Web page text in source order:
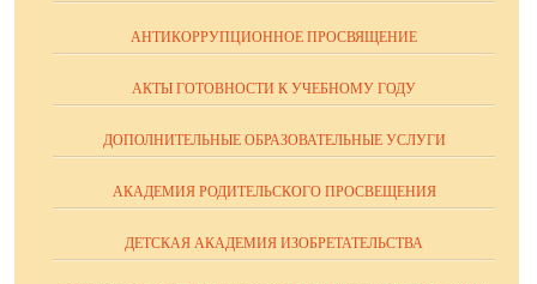
АНТИКОРРУПЦИОННОЕ ПРОСВЯЩЕНИЕ
АКТЫ ГОТОВНОСТИ К УЧЕБНОМУ ГОДУ
ДОПОЛНИТЕЛЬНЫЕ ОБРАЗОВАТЕЛЬНЫЕ УСЛУГИ
АКАДЕМИЯ РОДИТЕЛЬСКОГО ПРОСВЕЩЕНИЯ
ДЕТСКАЯ АКАДЕМИЯ ИЗОБРЕТАТЕЛЬСТВА